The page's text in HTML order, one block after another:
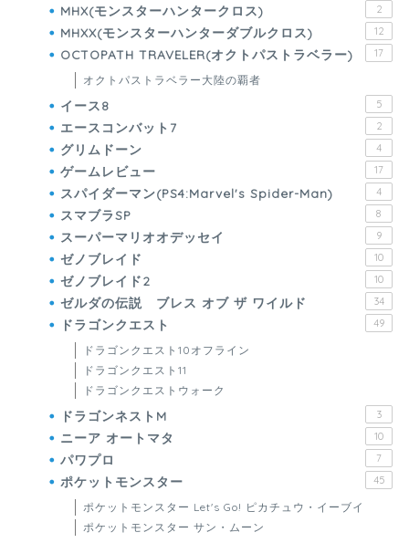
MHX(モンスターハンタークロス) 2
MHXX(モンスターハンターダブルクロス) 12
OCTOPATH TRAVELER(オクトパストラベラー) 17
オクトパストラベラー大陸の覇者
イース8 5
エースコンバット7 2
グリムドーン 4
ゲームレビュー 17
スパイダーマン(PS4:Marvel's Spider-Man) 4
スマブラSP 8
スーパーマリオオデッセイ 9
ゼノブレイド 10
ゼノブレイド2 10
ゼルダの伝説 ブレス オブ ザ ワイルド 34
ドラゴンクエスト 49
ドラゴンクエスト10オフライン
ドラゴンクエスト11
ドラゴンクエストウォーク
ドラゴンネストM 3
ニーア オートマタ 10
パワプロ 7
ポケットモンスター 45
ポケットモンスター Let's Go! ピカチュウ・イーブイ
ポケットモンスター サン・ムーン